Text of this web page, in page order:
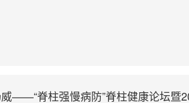
——“脊柱强慢病防”脊柱健康论坛暨